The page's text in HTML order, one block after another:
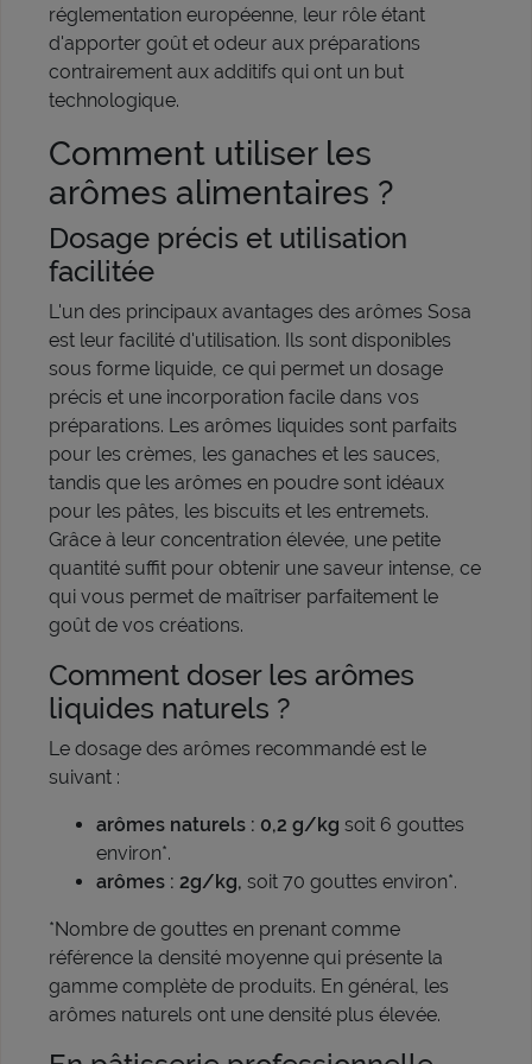
réglementation européenne, leur rôle étant
d'apporter goût et odeur aux préparations
contrairement aux additifs qui ont un but
technologique.
Comment utiliser les
arômes alimentaires ?
Dosage précis et utilisation
facilitée
L'un des principaux avantages des arômes Sosa
est leur facilité d'utilisation. Ils sont disponibles
sous forme liquide, ce qui permet un dosage
précis et une incorporation facile dans vos
préparations. Les arômes liquides sont parfaits
pour les crèmes, les ganaches et les sauces,
tandis que les arômes en poudre sont idéaux
pour les pâtes, les biscuits et les entremets.
Grâce à leur concentration élevée, une petite
quantité suffit pour obtenir une saveur intense, ce
qui vous permet de maîtriser parfaitement le
goût de vos créations.
Comment doser les arômes
liquides naturels ?
Le dosage des arômes recommandé est le
suivant :
arômes naturels : 0,2 g/kg soit 6 gouttes
environ*.
arômes : 2g/kg, soit 70 gouttes environ*.
*Nombre de gouttes en prenant comme
référence la densité moyenne qui présente la
gamme complète de produits. En général, les
arômes naturels ont une densité plus élevée.